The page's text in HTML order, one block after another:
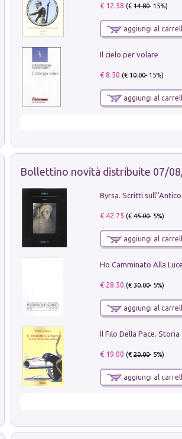
€ 12.58 (€14.80- 15%)
aggiungi al
Il cielo per volare
€ 8.50 (€10.00- 15%)
aggiungi al
Bollettino novità distribuite 07/
€ 42.75 (€45.00- 5%)
aggiungi al
€ 28.50 (€30.00- 5%)
aggiungi al
€ 19.00 (€20.00- 5%)
aggiungi al